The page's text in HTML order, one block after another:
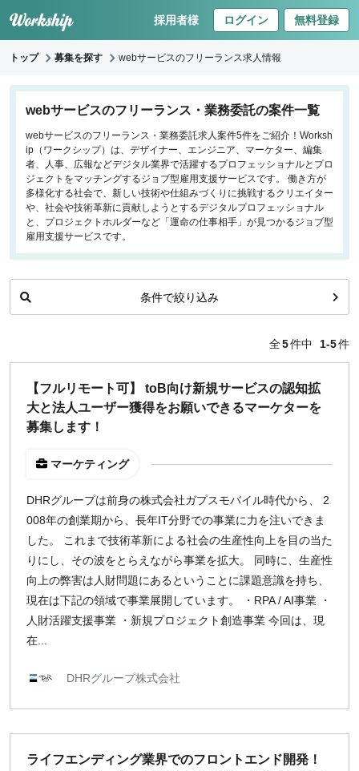
採用者様 ログイン 無料登録
トップ 募集を探す webサービスのフリーランス求人情報
webサービスのフリーランス・業務委託の案件一覧
webサービスのフリーランス・業務委託求人案件5件をご紹介！Worksh
ip（ワークシップ）は、デザイナー、エンジニア、マーケター、編集
者、人事、広報などデジタル業界で活躍するプロフェッショナルとプロ
ジェクトをマッチングするジョブ型雇用支援サービスです。 働き方が
多様化する社会で、新しい技術や仕組みづくりに挑戦するクリエイター
や、社会や技術革新に貢献しようとするデジタルプロフェッショナル
と、プロジェクトホルダーなど「運命の仕事相手」が見つかるジョブ型
雇用支援サービスです。
条件で絞り込み
キーワードで探す
職種
フロントエンドエンジニア
バックエンドエンジニア
インフラエンジニア
iOS/Androidアプリエンジニア
データサイエンティスト
出社希望
出社のみ
特徴
直接契約
副業OK
新規事業
スタートアップ
土日週末OK
稼働時間
週4日
週1日
全5件中 1-5件
【フルリモート可】 toB向け新規サービスの認知拡
大と法人ユーザー獲得をお願いできるマーケターを
募集します！
マーケティング
DHRグループは前身の株式会社ガプスモバイル時代から、 2
008年の創業期から、長年IT分野での事業に力を注いできま
した。 これまで技術革新による社会の生産性向上を目の当た
りにし、その波をとらえながら事業を拡大。 同時に、生産性
向上の弊害は人財問題にあるということに課題意識を持ち、
現在は下記の領域で事業展開しています。 ・RPA / AI事業 ・
人財活躍支援事業 ・新規プロジェクト創造事業 今回は、現
在...
DHRグループ株式会社
ライフエンディング業界でのフロントエンド開発！